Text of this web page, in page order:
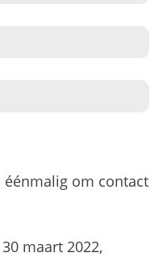
om contact
maart 2022,